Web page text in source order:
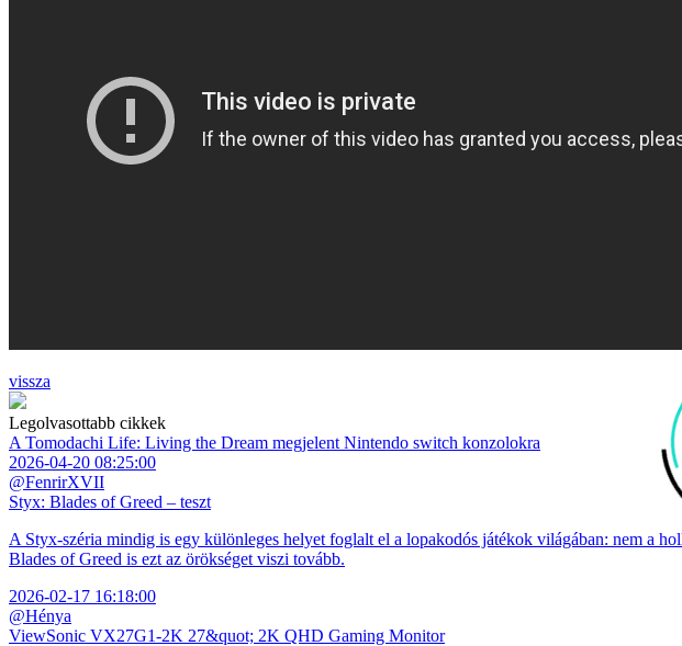
vissza
Legolvasottabb cikkek
A Tomodachi Life: Living the Dream megjelent Nintendo switch konzolokra
2026-04-20 08:25:00
@FenrirXVII
Styx: Blades of Greed – teszt
A Styx-széria mindig is egy különleges helyet foglalt el a lopakodós játékok világában: nem a
Blades of Greed is ezt az örökséget viszi tovább.
2026-02-17 16:18:00
@Hénya
ViewSonic VX27G1-2K 27&quot; 2K QHD Gaming Monitor